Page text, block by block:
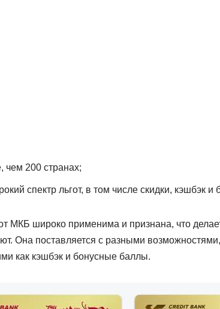
чем 200 странах;
спектр льгот, в том числе скидки, кэшбэк
МКБ широко применима и признана, что
Она поставляется с разными
как кэшбэк и бонусные баллы.